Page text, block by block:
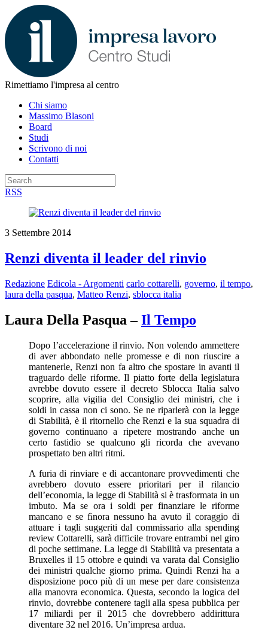
Rimettiamo l'impresa al centro
Chi siamo
Massimo Blasoni
Board
Studi
Scrivono di noi
Contatti
RSS
3 Settembre 2014
Renzi diventa il leader del rinvio
Redazione Edicola - Argomenti carlo cottarelli, governo, il tempo,
laura della pasqua, Matteo Renzi, sblocca italia
Laura Della Pasqua –Il Tempo
Dopo l’accelerazione il rinvio. Non volendo ammettere
di aver abbondato nelle promesse e di non riuscire a
mantenerle, Renzi non fa altro che spostare in avanti il
traguardo delle riforme. Il piatto forte della legislatura
avrebbe dovuto essere il decreto Sblocca Italia salvo
scoprire, alla vigilia del Consiglio dei ministri, che i
soldi in cassa non ci sono. Se ne riparlerà con la legge
di Stabilità, è il ritornello che Renzi e la sua squadra di
governo continuano a ripetere mostrando anche un
certo fastidio se qualcuno gli ricorda che avevano
prospettato ben altri ritmi.
A furia di rinviare e di accantonare provvedimenti che
avrebbero dovuto essere prioritari per il rilancio
dell’economia, la legge di Stabilità si è trasformata in un
imbuto. Ma se ora i soldi per finanziare le riforme
mancano e se ﬁnora nessuno ha avuto il coraggio di
attuare i tagli suggeriti dal commissario alla spending
review Cottarelli, sarà difficile trovare entrambi nel giro
di poche settimane. La legge di Stabilità va presentata a
Bruxelles il 15 ottobre e quindi va varata dal Consiglio
dei ministri qualche giorno prima. Quindi Renzi ha a
disposizione poco più di un mese per dare consistenza
alla manovra economica. Questa, secondo la logica del
rinvio, dovrebbe contenere tagli alla spesa pubblica per
17 miliardi per il 2015 che dovrebbero addirittura
diventare 32 nel 2016. Un’impresa ardua.